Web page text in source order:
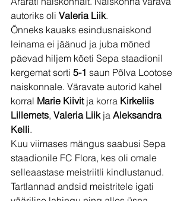
autoriks oli Valeria Liik.
Õnneks kauaks esindusnaiskond
leinama ei jäänud ja juba mõned
päevad hiljem köeti Sepa staadionil
kergemat sorti 5-1 saun Põlva Lootose
naiskonnale. Väravate autorid kahel
korral Marie Kiivit ja korra Kirkeliis
Lillemets, Valeria Liik ja Aleksandra
Kelli.
Kuu viimases mängus saabusi Sepa
staadionile FC Flora, kes oli omale
selleaastase meistriitli kindlustanud.
Tartlannad andsid meistritele igati